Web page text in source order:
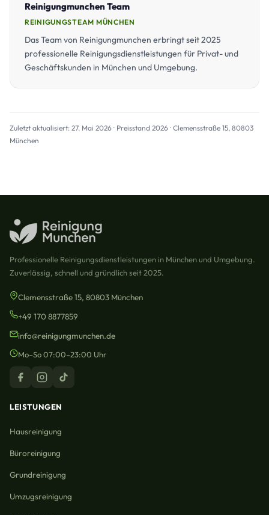
Reinigungmunchen Team
REINIGUNGSTEAM MÜNCHEN
Das Team von Reinigungmunchen erbringt seit 2025
professionelle Reinigungsdienstleistungen für Privat- und
Geschäftskunden in München und Umgebung.
Zuletzt aktualisiert: 27. Mai 2026 · Preisstand 2026 · Clemensstraße 15, 80803
München
Professionelle Reinigungsdienstleistungen in München und Umgebung.
Zuverlässig, schnell und gründlich seit 2025.
Clemensstraße 15, 80803 München
+49 170 8877859
info@reinigungmunchen.de
Mo–So 07:00–23:00 Uhr
LEISTUNGEN
Hausreinigung
Büroreinigung
Grundreinigung
Umzugsreinigung